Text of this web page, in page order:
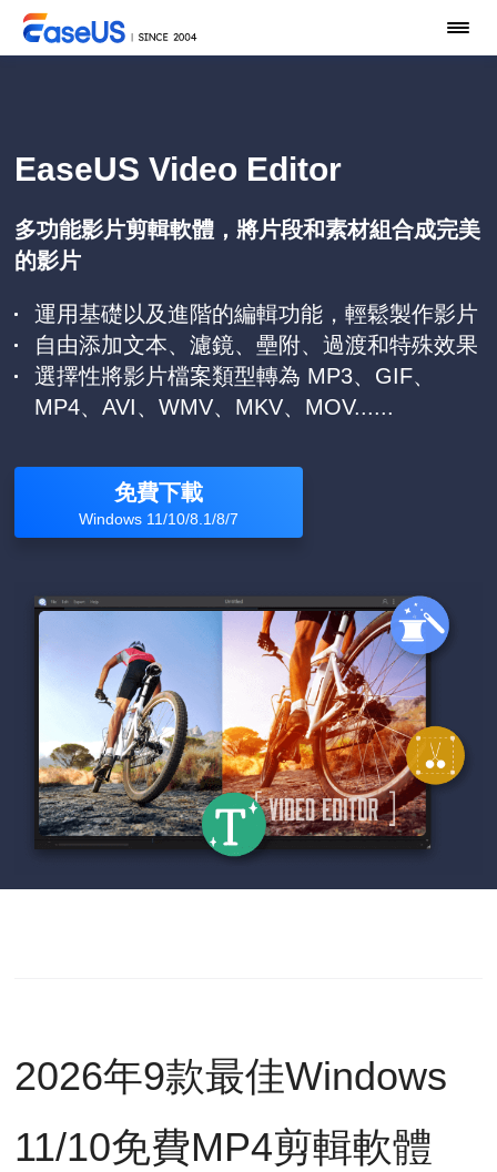
EaseUS Video Editor
多功能影片剪輯軟體，將片段和素材組合成完美
的影片
運用基礎以及進階的編輯功能，輕鬆製作影片
自由添加文本、濾鏡、壘附、過渡和特殊效果
選擇性將影片檔案類型轉為 MP3、GIF、
MP4、AVI、WMV、MKV、MOV......
免費下載
Windows 11/10/8.1/8/7
2026年9款最佳Windows
11/10免費MP4剪輯軟體